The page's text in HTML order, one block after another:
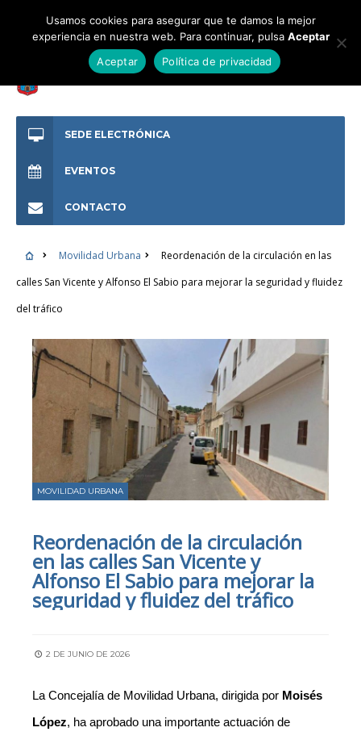
SEDE ELECTRÓNICA
EVENTOS
CONTACTO
Movilidad Urbana
Reordenación de la circulación en las
calles San Vicente y Alfonso El Sabio para mejorar la seguridad y fluidez
del tráfico
MOVILIDAD URBANA
Reordenación de la circulación
en las calles San Vicente y
Alfonso El Sabio para mejorar la
seguridad y fluidez del tráfico
2 DE JUNIO DE 2026
La Concejalía de Movilidad Urbana, dirigida por Moisés
López, ha aprobado una importante actuación de
Usamos cookies para asegurar que te damos la mejor
experiencia en nuestra web. Para continuar, pulsa Aceptar
Aceptar
Política de privacidad